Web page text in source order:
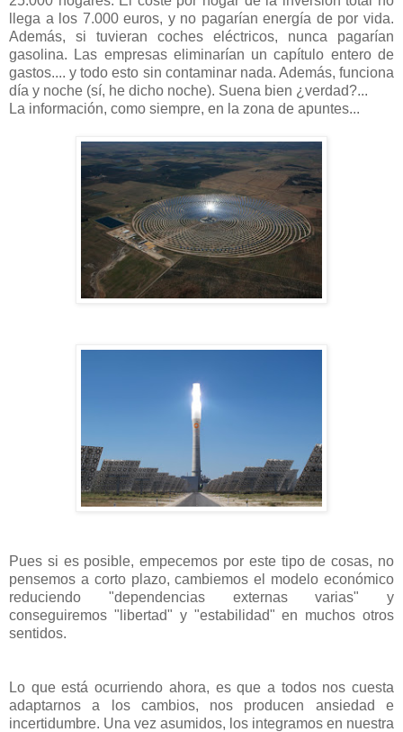
llega a los 7.000 euros, y no pagarían energía de por vida.
Además, si tuvieran coches eléctricos, nunca pagarían
gasolina. Las empresas eliminarían un capítulo entero de
gastos.... y todo esto sin contaminar nada. Además, funciona
día y noche (sí, he dicho noche). Suena bien ¿verdad?...
La información, como siempre, en la zona de apuntes...
Pues si es posible, empecemos por este tipo de cosas, no
pensemos a corto plazo, cambiemos el modelo económico
reduciendo "dependencias externas varias" y
conseguiremos "libertad" y "estabilidad" en muchos otros
sentidos.
Lo que está ocurriendo ahora, es que a todos nos cuesta
adaptarnos a los cambios, nos producen ansiedad e
incertidumbre. Una vez asumidos, los integramos en nuestra